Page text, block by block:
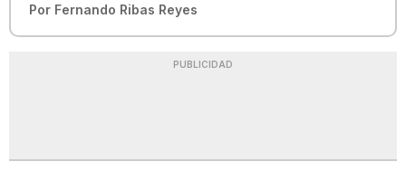
Por Fernando Ribas Reyes
PUBLICIDAD